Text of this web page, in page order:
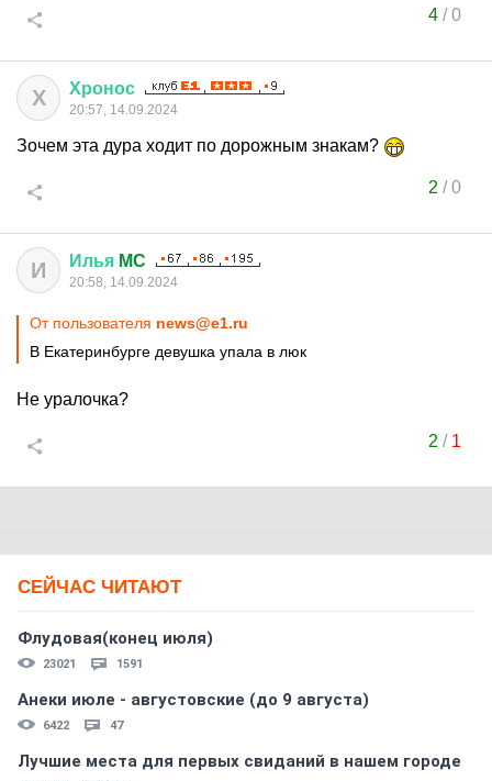
4/0
Х Хронос
20:57, 14.09.2024
Зочем эта дура ходит по дорожным знакам?
2 /0
И Илья MC
20:58, 14.09.2024
От пользователя news@e1.ru
В Екатеринбурге девушка упала в люк
Не уралочка?
2 / 1
СЕЙЧАС ЧИТАЮТ
Флудовая(конец июля)
23021 1591
Анеки июле - августовские (до 9 августа)
6422 47
Лучшие места для первых свиданий в нашем городе